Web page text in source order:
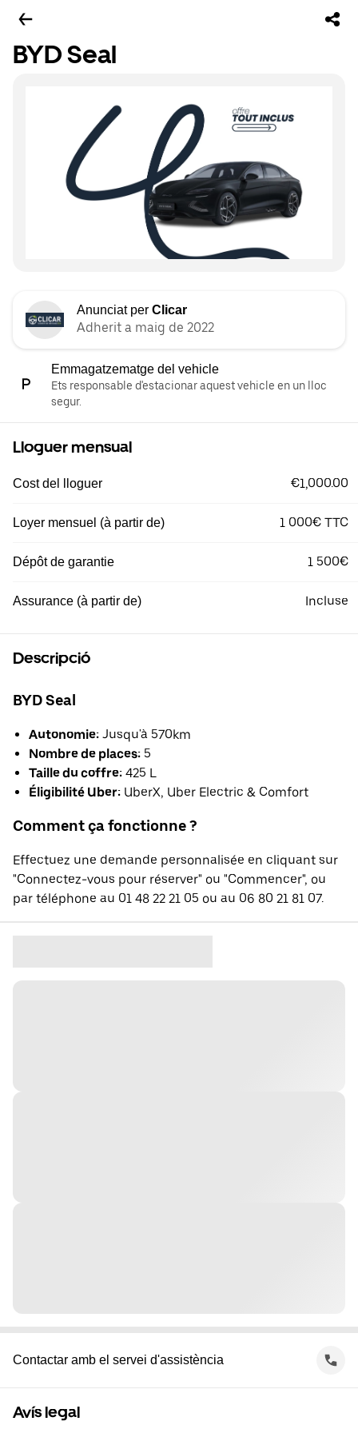
BYD Seal
Anunciat per Clicar
Adherit a maig de 2022
Emmagatzematge del vehicle
Ets responsable d'estacionar aquest vehicle en un lloc
segur.
Lloguer mensual
Cost del lloguer €1,000.00
Loyer mensuel (à partir de) 1 000€ TTC
Dépôt de garantie 1 500€
Assurance (à partir de) Incluse
Descripció
BYD Seal
Autonomie: Jusqu'à 570km
Nombre de places: 5
Taille du coffre: 425 L
Éligibilité Uber: UberX, Uber Electric & Comfort
Comment ça fonctionne ?
Effectuez une demande personnalisée en cliquant sur
"Connectez-vous pour réserver" ou "Commencer", ou
par téléphone au 01 48 22 21 05 ou au 06 80 21 81 07.
Contactar amb el servei d'assistència
Avís legal